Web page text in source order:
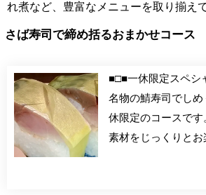
れ煮など、豊富なメニューを取り揃え
さば寿司で締め括るおまかせコース
■□■一休限定スペシ
名物の鯖寿司でし
休限定のコースで
素材をじっくりとお